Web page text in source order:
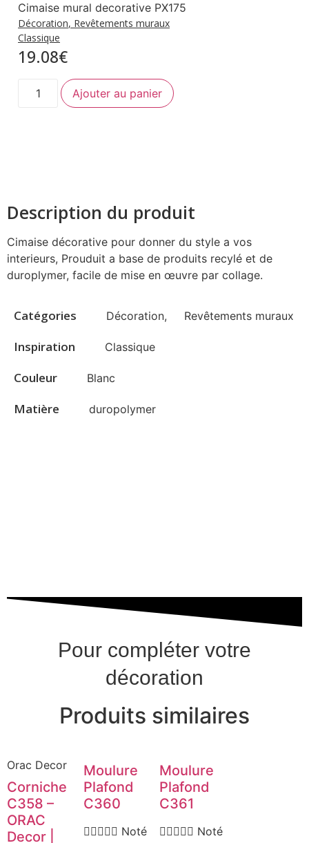
Cimaise mural decorative PX175
Décoration, Revêtements muraux
Classique
19.08€
Ajouter au panier
Description du produit
Cimaise décorative pour donner du style a vos
interieurs, Prouduit a base de produits recylé et de
duroplymer, facile de mise en œuvre par collage.
Catégories Décoration, Revêtements muraux
Inspiration Classique
Couleur Blanc
Matière duropolymer
Pour compléter votre
décoration
Produits similaires
Orac Decor
Corniche
C358 –
ORAC
Decor |
Moulure
Plafond
C360
 Noté
Moulure
Plafond
C361
 Noté